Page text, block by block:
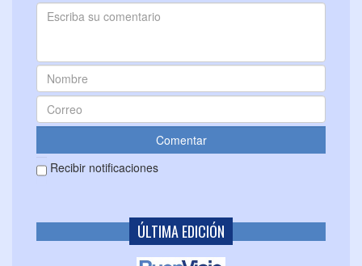
Recibir notificaciones
ÚLTIMA EDICIÓN